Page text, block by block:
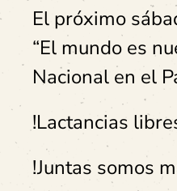
El próximo
“El mundo es
Nacional en el
!Lactancias
!Juntas somos